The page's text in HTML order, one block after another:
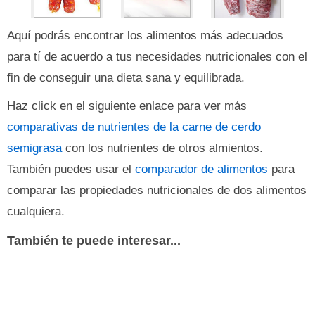
Aquí podrás encontrar los alimentos más adecuados
para tí de acuerdo a tus necesidades nutricionales con el
fin de conseguir una dieta sana y equilibrada.
Haz click en el siguiente enlace para ver más
comparativas de nutrientes de la carne de cerdo
semigrasacon los nutrientes de otros almientos.
También puedes usar el comparador de alimentos para
comparar las propiedades nutricionales de dos alimentos
cualquiera.
También te puede interesar...